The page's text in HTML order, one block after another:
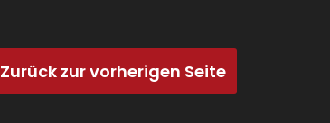
Zurück zur vorherigen Seite